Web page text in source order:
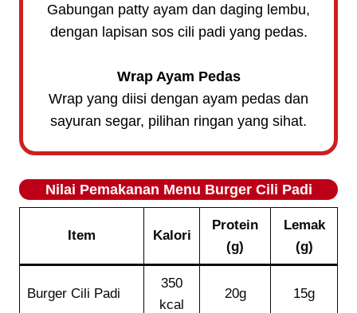
Gabungan patty ayam dan daging lembu,
dengan lapisan sos cili padi yang pedas.
Wrap Ayam Pedas
Wrap yang diisi dengan ayam pedas dan
sayuran segar, pilihan ringan yang sihat.
Nilai Pemakanan Menu Burger Cili Padi
Item Kalori
Protein
(g)
Lemak
(g)
Burger Cili Padi
350
kcal
20g 15g